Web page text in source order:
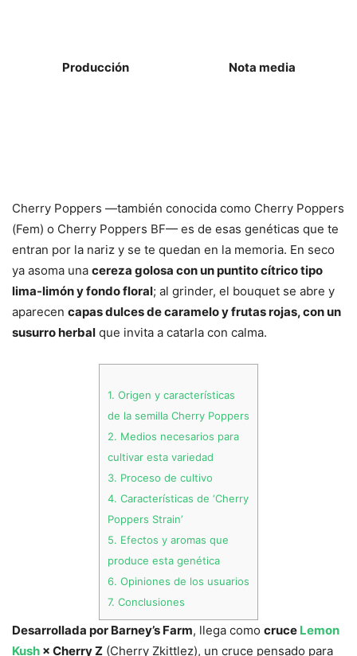
Producción Nota media
Cherry Poppers —también conocida como Cherry Poppers
(Fem) o Cherry Poppers BF— es de esas genéticas que te
entran por la nariz y se te quedan en la memoria. En seco
ya asoma una cereza golosa con un puntito cítrico tipo
lima-limón y fondo floral; al grinder, el bouquet se abre y
aparecen capas dulces de caramelo y frutas rojas, con un
susurro herbal que invita a catarla con calma.
1. Origen y características
de la semilla Cherry Poppers
2. Medios necesarios para
cultivar esta variedad
3. Proceso de cultivo
4. Características de ‘Cherry
Poppers Strain’
5. Efectos y aromas que
produce esta genética
6. Opiniones de los usuarios
7. Conclusiones
Desarrollada por Barney’s Farm, llega como cruce Lemon
Kush × Cherry Z (Cherry Zkittlez), un cruce pensado para